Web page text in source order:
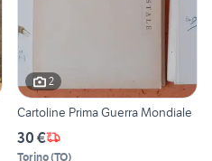
2
Cartoline Prima Guerra Mondiale
30 €
Torino(TO)